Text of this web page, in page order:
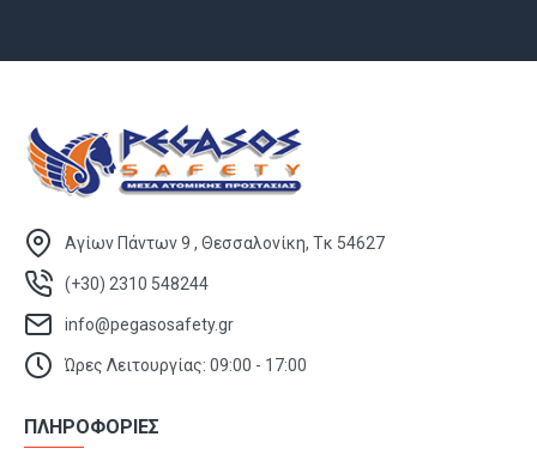
Αγίων Πάντων 9 , Θεσσαλονίκη, Τκ 54627
(+30) 2310 548244
info@pegasosafety.gr
Ώρες Λειτουργίας: 09:00 - 17:00
ΠΛΗΡΟΦΟΡΙΕΣ